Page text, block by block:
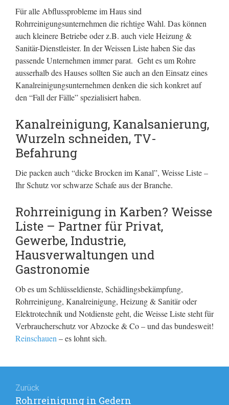
Für alle Abflussprobleme im Haus sind
Rohrreinigungsunternehmen die richtige Wahl. Das können
auch kleinere Betriebe oder z.B. auch viele Heizung &
Sanitär-Dienstleister. In der Weissen Liste haben Sie das
passende Unternehmen immer parat. Geht es um Rohre
ausserhalb des Hauses sollten Sie auch an den Einsatz eines
Kanalreinigungsunternehmen denken die sich konkret auf
den “Fall der Fälle” spezialisiert haben.
Kanalreinigung, Kanalsanierung,
Wurzeln schneiden, TV-
Befahrung
Die packen auch “dicke Brocken im Kanal”, Weisse Liste –
Ihr Schutz vor schwarze Schafe aus der Branche.
Rohrreinigung in Karben? Weisse
Liste – Partner für Privat,
Gewerbe, Industrie,
Hausverwaltungen und
Gastronomie
Ob es um Schlüsseldienste, Schädlingsbekämpfung,
Rohrreinigung, Kanalreinigung, Heizung & Sanitär oder
Elektrotechnik und Notdienste geht, die Weisse Liste steht für
Verbraucherschutz vor Abzocke & Co – und das bundesweit!
Reinschauen – es lohnt sich.
Zurück
Vorheriger
Rohrreinigung in Gedern